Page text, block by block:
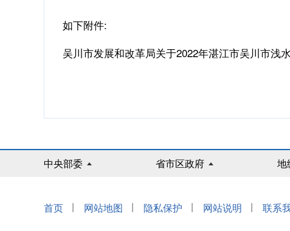
如下附件:
吴川市发展和改革局关于2022年湛江市吴川市浅
中央部委 省市区政府 地
首页 | 网站地图 | 隐私保护 | 网站说明 | 联系